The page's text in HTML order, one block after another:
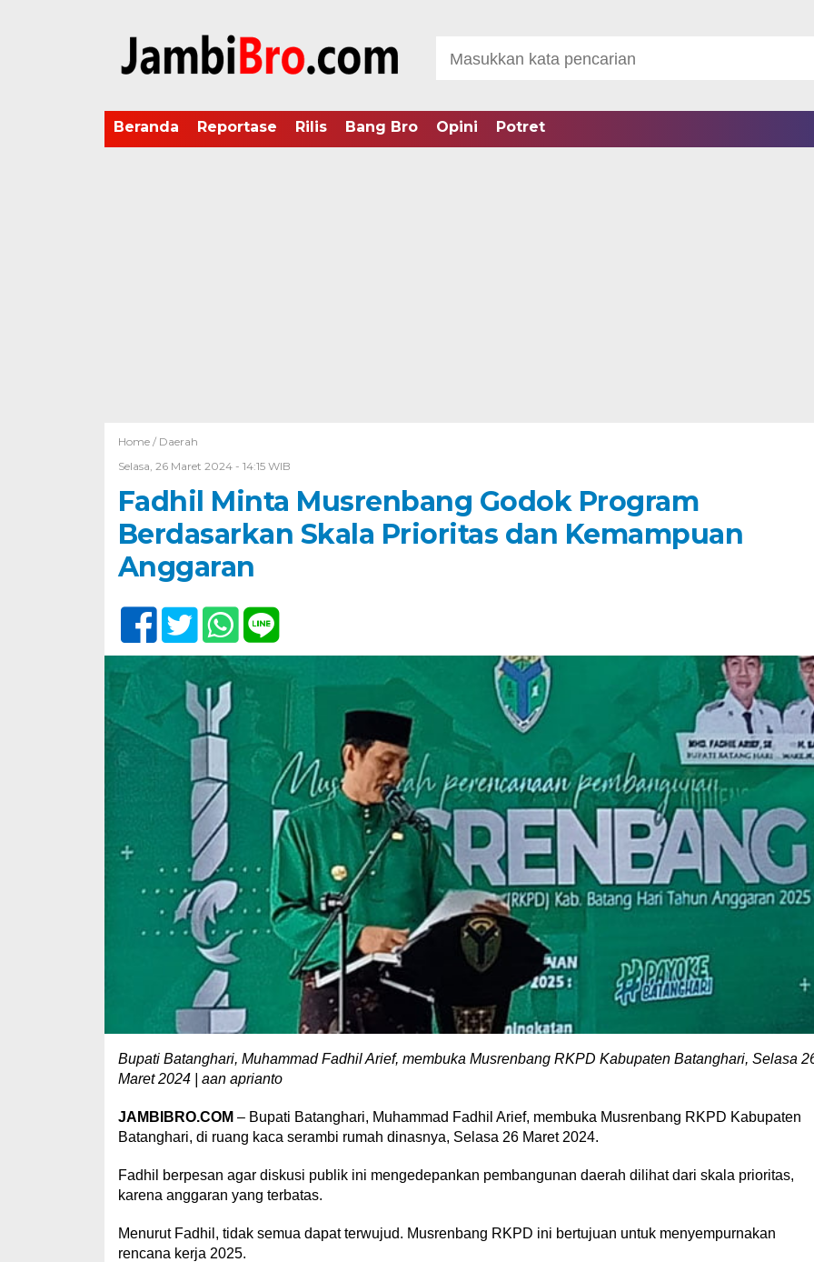
Beranda Reportase Rilis Bang Bro Opini Potret
Home / Daerah
Selasa, 26 Maret 2024 - 14:15 WIB
Fadhil Minta Musrenbang Godok Program
Berdasarkan Skala Prioritas dan Kemampuan
Anggaran
Bupati Batanghari, Muhammad Fadhil Arief, membuka Musrenbang RKPD Kabupaten Batanghari, Selasa
Maret 2024 | aan aprianto
JAMBIBRO.COM – Bupati Batanghari, Muhammad Fadhil Arief, membuka Musrenbang RKPD Kabupaten
Batanghari, di ruang kaca serambi rumah dinasnya, Selasa 26 Maret 2024.
Fadhil berpesan agar diskusi publik ini mengedepankan pembangunan daerah dilihat dari skala prioritas,
karena anggaran yang terbatas.
Menurut Fadhil, tidak semua dapat terwujud. Musrenbang RKPD ini bertujuan untuk menyempurnakan
rencana kerja 2025.